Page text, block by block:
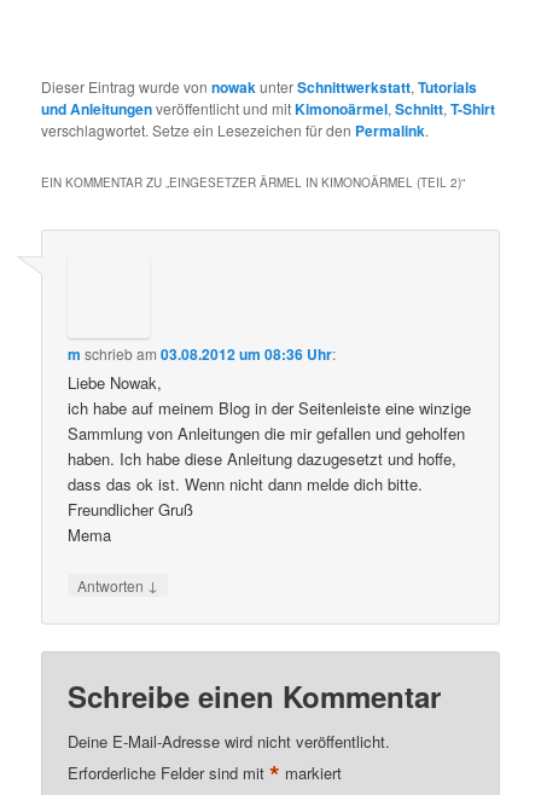
Dieser Eintrag wurde vonnowakunterSchnittwerkstatt,Tutorials
und Anleitungenveröffentlicht und mitKimonoärmel,Schnitt,T-Shirt
verschlagwortet. Setze ein Lesezeichen für den Permalink.
EIN KOMMENTAR ZU „EINGESETZER ÄRMEL IN KIMONOÄRMEL (TEIL 2)“
m schriebam03.08.2012 um 08:36 Uhr:
Liebe Nowak,
ich habe auf meinem Blog in der Seitenleiste eine winzige
Sammlung von Anleitungen die mir gefallen und geholfen
haben. Ich habe diese Anleitung dazugesetzt und hoffe,
dass das ok ist. Wenn nicht dann melde dich bitte.
Freundlicher Gruß
Mema
Antworten ↓
Schreibe einen Kommentar
Deine E-Mail-Adresse wird nicht veröffentlicht.
Erforderliche Felder sind mit* markiert